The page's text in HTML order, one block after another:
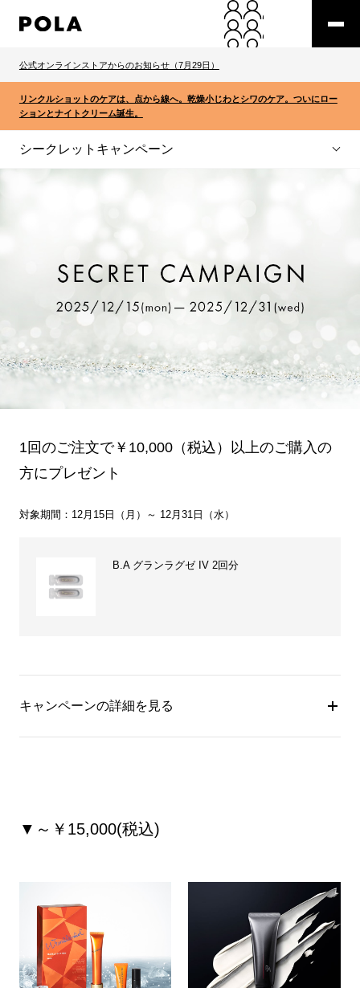
公式オンラインストアからのお知らせ（7月29日）
リンクルショットのケアは、点から線へ。乾燥小じわとシワのケア。ついにロー
ションとナイトクリーム誕生。
シークレットキャンペーン
1回のご注文で￥10,000（税込）以上のご購入の
方にプレゼント
対象期間：12月15日（月）～ 12月31日（水）
B.A グランラグゼ IV 2回分
キャンペーンの詳細を見る
▼～￥15,000(税込)